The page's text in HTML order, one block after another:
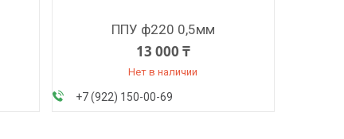
ППУ ф220 0,5мм
13 000 ₸
Нет в наличии
+7 (922) 150-00-69